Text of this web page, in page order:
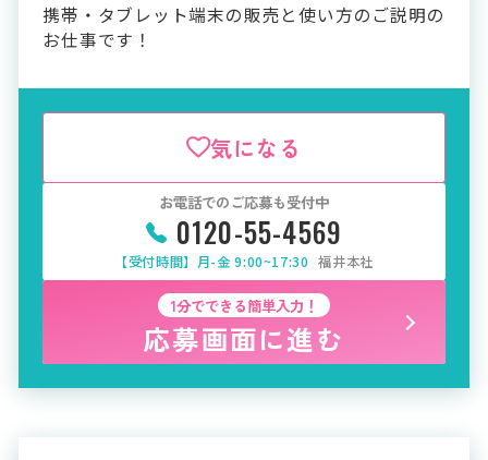
携帯・タブレット端末の販売と使い方のご説明の
お仕事です！
気になる
お電話でのご応募も受付中
0120-55-4569
【受付時間】月-金 9:00~17:30 福井本社
1分でできる簡単入力！
応募画面に進む